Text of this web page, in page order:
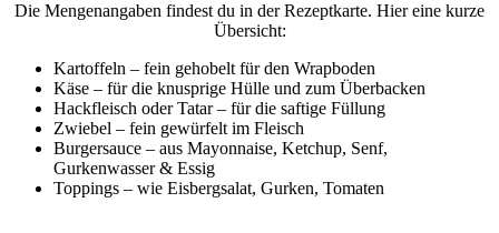
Die Mengenangaben findest du in der Rezeptkarte. Hier eine kurze
Übersicht:
Kartoffeln – fein gehobelt für den Wrapboden
Käse – für die knusprige Hülle und zum Überbacken
Hackfleisch oder Tatar – für die saftige Füllung
Zwiebel – fein gewürfelt im Fleisch
Burgersauce – aus Mayonnaise, Ketchup, Senf,
Gurkenwasser & Essig
Toppings – wie Eisbergsalat, Gurken, Tomaten